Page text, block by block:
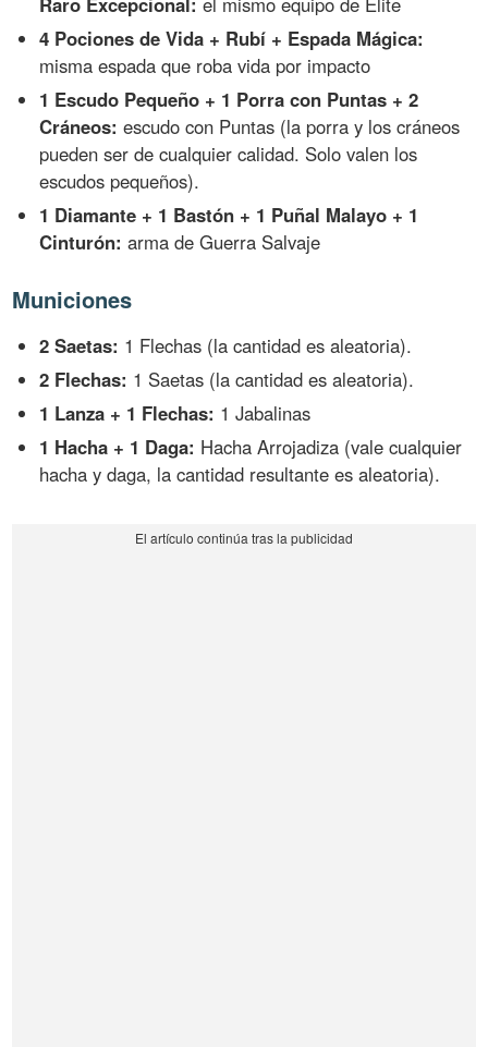
4 Pociones de Vida + Rubí + Espada Mágica:
misma espada que roba vida por impacto
1 Escudo Pequeño + 1 Porra con Puntas + 2
Cráneos: escudo con Puntas (la porra y los cráneos
pueden ser de cualquier calidad. Solo valen los
escudos pequeños).
1 Diamante + 1 Bastón + 1 Puñal Malayo + 1
Cinturón: arma de Guerra Salvaje
Municiones
2 Saetas: 1 Flechas (la cantidad es aleatoria).
2 Flechas: 1 Saetas (la cantidad es aleatoria).
1 Lanza + 1 Flechas: 1 Jabalinas
1 Hacha + 1 Daga: Hacha Arrojadiza (vale cualquier
hacha y daga, la cantidad resultante es aleatoria).